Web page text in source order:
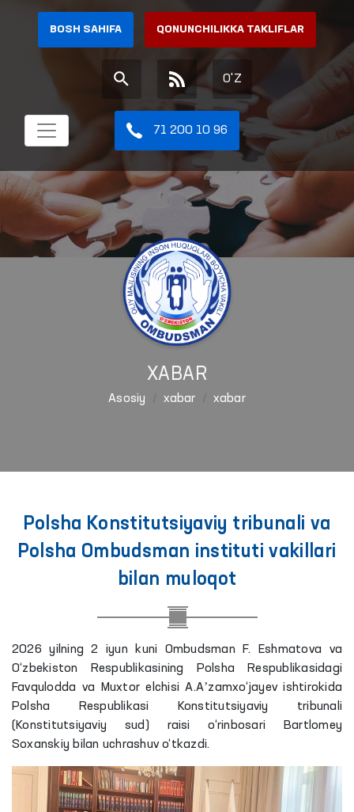
BOSH SAHIFA QONUNCHILIKKA TAKLIFLAR
O'Z
71 200 10 96
XABAR
Asosiy xabar xabar
Polsha Konstitutsiyaviy tribunali va
Polsha Ombudsman instituti vakillari
bilan muloqot
2026 yilning 2 iyun kuni Ombudsman F. Eshmatova va
O‘zbekiston Respublikasining Polsha Respublikasidagi
Favqulodda va Muxtor elchisi A.Aʼzamxo‘jayev ishtirokida
Polsha Respublikasi Konstitutsiyaviy tribunali
(Konstitutsiyaviy sud) raisi o‘rinbosari Bartlomey
Soxanskiy bilan uchrashuv o‘tkazdi.